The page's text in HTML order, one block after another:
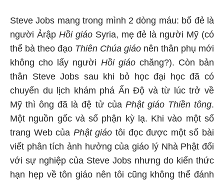
Steve Jobs mang trong mình 2 dòng máu: bố đẻ là
người Ảrập Hồi giáoSyria, mẹ đẻ là người Mỹ (có
thể bà theo đạo Thiên Chúa giáo nên thân phụ mới
không cho lấy người Hồi giáo chăng?). Còn bản
thân Steve Jobs sau khi bỏ học đại học đã có
chuyến du lịch khám phá Ấn Độ và từ lúc trở về
Mỹ thì ông đã là đệ tử của Phật giáo Thiền tông.
Một nguồn gốc và số phận kỳ lạ. Khi vào một số
trang Web của Phật giáo tôi đọc được một số bài
viết phân tích ảnh hưởng của giáo lý Nhà Phật đối
với sự nghiệp của Steve Jobs nhưng do kiến thức
hạn hẹp về tôn giáo nên tôi cũng không thể đánh